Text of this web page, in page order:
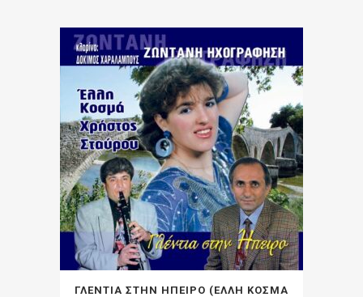
ΓΛΕΝΤΙΑ ΣΤΗΝ ΗΠΕΙΡΟ (ΕΛΛΗ ΚΟΣΜΑ